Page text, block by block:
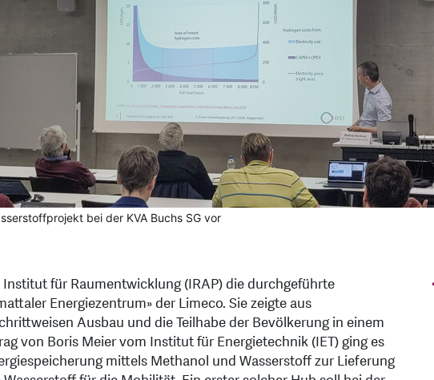
bei der KVA Buchs SG vor
für Raumentwicklung (IRAP) die durchgeführte
Energiezentrum» der Limeco. Sie zeigte aus
Ausbau und die Teilhabe der Bevölkerung in einem
von Boris Meier vom Institut für Energietechnik (IET) ging es
mittels Methanol und Wasserstoff zur Lieferung